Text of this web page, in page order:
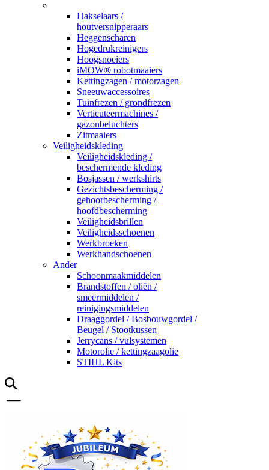
Hakselaars /
houtversnipperaars
Heggenscharen
Hogedrukreinigers
Hoogsnoeiers
iMOW® robotmaaiers
Kettingzagen / motorzagen
Sneeuwaccessoires
Tuinfrezen / grondfrezen
Verticuteermachines /
gazonbeluchters
Zitmaaiers
Veiligheidskleding
Veiligheidskleding /
beschermende kleding
Bosjassen / werkshirts
Gezichtsbescherming /
gehoorbescherming /
hoofdbescherming
Veiligheidsbrillen
Veiligheidsschoenen
Werkbroeken
Werkhandschoenen
Ander
Schoonmaakmiddelen
Brandstoffen / oliën /
smeermiddelen /
reinigingsmiddelen
Draaggordel / Bosbouwgordel /
Beugel / Stootkussen
Jerrycans / vulsystemen
Motorolie / kettingzaagolie
STIHL Kits